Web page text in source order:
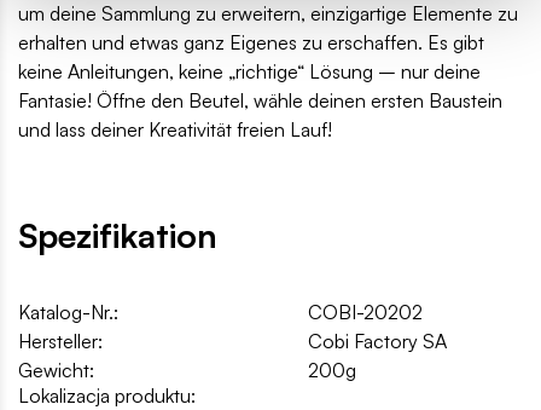
um deine Sammlung zu erweitern, einzigartige Elemente zu
erhalten und etwas ganz Eigenes zu erschaffen. Es gibt
keine Anleitungen, keine „richtige“ Lösung – nur deine
Fantasie! Öffne den Beutel, wähle deinen ersten Baustein
und lass deiner Kreativität freien Lauf!
Spezifikation
Katalog-Nr.:
COBI-20202
Hersteller:
Cobi Factory SA
Gewicht:
200g
Lokalizacja produktu: